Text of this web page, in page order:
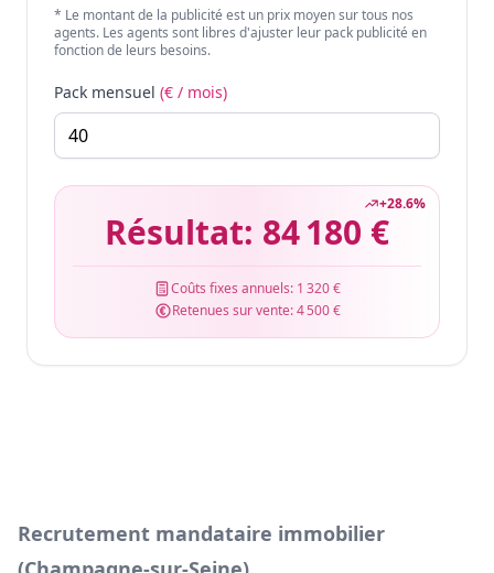
* Le montant de la publicité est un prix moyen sur tous nos
agents. Les agents sont libres d'ajuster leur pack publicité en
fonction de leurs besoins.
Pack mensuel (€ / mois)
+28.6%
Résultat: 84 180 €
Coûts fixes annuels: 1 320 €
Retenues sur vente:4 500 €
Recrutement mandataire immobilier